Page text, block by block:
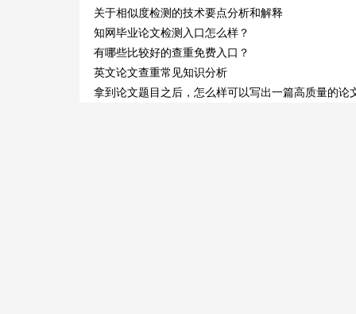
关于相似度检测的技术要点分析和解释
知网毕业论文检测入口怎么样？
有哪些比较好的查重免费入口？
英文论文查重常见知识分析
拿到论文题目之后，怎么样可以写出一篇高质量的论